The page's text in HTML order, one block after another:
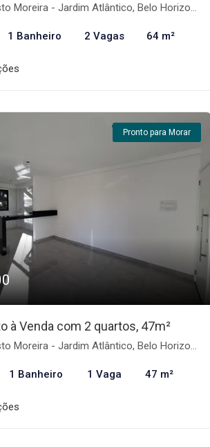
Moreira - Jardim Atlântico, Belo Horizonte-MG
1 Banheiro 2 Vagas 64 m²
Pronto para Morar
à Venda com 2 quartos, 47m²
Moreira - Jardim Atlântico, Belo Horizonte-MG
1 Banheiro 1 Vaga 47 m²